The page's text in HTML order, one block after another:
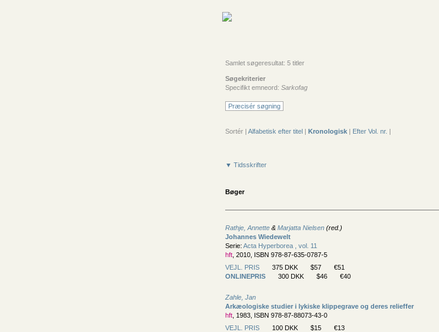
Samlet søgeresultat: 5 titler
Søgekriterier
Specifikt emneord: Sarkofag
Præcisér søgning
Sortér | Alfabetisk efter titel | Kronologisk | Efter Vol. nr. |
▼ Tidsskrifter
Bøger
Rathje, Annette & Marjatta Nielsen (red.)
Johannes Wiedewelt
Serie: Acta Hyperborea , vol. 11
hft , 2010, ISBN 978-87-635-0787-5
VEJL. PRIS
375 DKK $57
€51
ONLINEPRIS
300 DKK $46 €40
Zahle, Jan
Arkæologiske studier i lykiske klippegrave og deres relieffer
hft , 1983, ISBN 978-87-88073-43-0
VEJL. PRIS
100 DKK $15
€13